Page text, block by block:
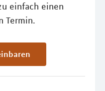
einfach einen
Termin.